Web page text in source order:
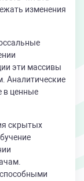
изменения
эти массивы
Аналитические
в ценные
скрытых